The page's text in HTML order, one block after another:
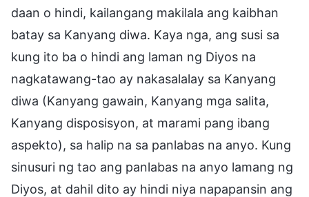
daan o hindi, kailangang makilala ang kaibhan
batay sa Kanyang diwa. Kaya nga, ang susi sa
kung ito ba o hindi ang laman ng Diyos na
nagkatawang-tao ay nakasalalay sa Kanyang
diwa (Kanyang gawain, Kanyang mga salita,
Kanyang disposisyon, at marami pang ibang
aspekto), sa halip na sa panlabas na anyo. Kung
sinusuri ng tao ang panlabas na anyo lamang ng
Diyos, at dahil dito ay hindi niya napapansin ang